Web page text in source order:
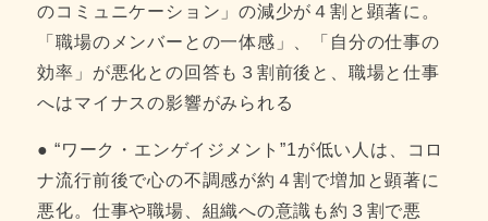
のコミュニケーション」の減少が４割と顕著に。
「職場のメンバーとの一体感」、「自分の仕事の
効率」が悪化との回答も３割前後と、職場と仕事
へはマイナスの影響がみられる
● “ワーク・エンゲイジメント”1が低い人は、コロ
ナ流行前後で心の不調感が約４割で増加と顕著に
悪化。仕事や職場、組織への意識も約３割で悪